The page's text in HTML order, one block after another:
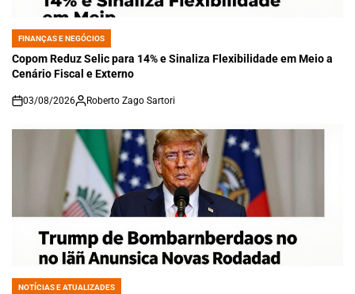
POSTED
IN
FINANÇAS E NEGÓCIOS
Copom Reduz Selic para 14% e Sinaliza Flexibilidade em Meio a
Cenário Fiscal e Externo
on
03/08/2026 Roberto Zago Sartori
POSTED
NOTÍCIAS E ATUALIZADES